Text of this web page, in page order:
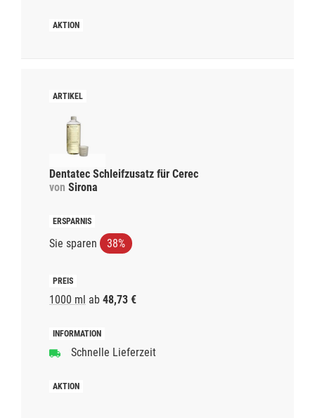
Dentatec Schleifzusatz für Cerec
von Sirona
Sie sparen 38%
1000 ml ab 48,73 €
Schnelle Lieferzeit